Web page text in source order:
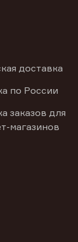
доставка
по России
заказов для
магазинов